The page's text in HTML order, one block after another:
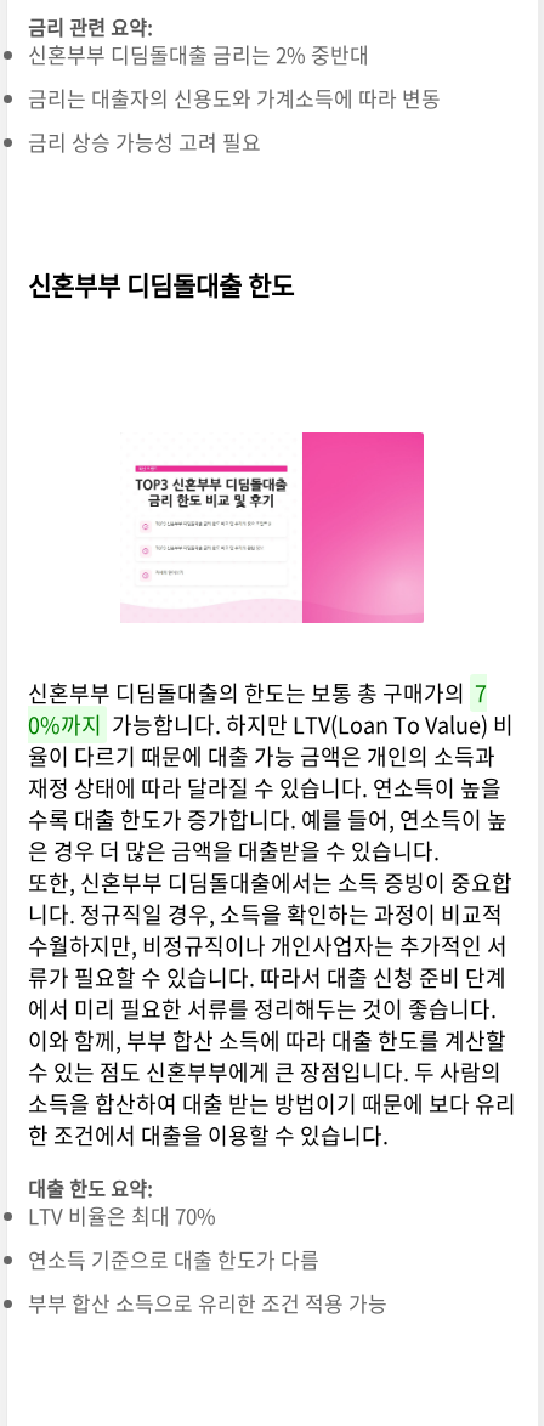
금리 관련 요약:
신혼부부 디딤돌대출 금리는 2% 중반대
금리는 대출자의 신용도와 가계소득에 따라 변동
금리 상승 가능성 고려 필요
신혼부부 디딤돌대출 한도
신혼부부 디딤돌대출의 한도는 보통 총 구매가의 7
0%까지 가능합니다. 하지만 LTV(Loan To Value) 비
율이 다르기 때문에 대출 가능 금액은 개인의 소득과
재정 상태에 따라 달라질 수 있습니다. 연소득이 높을
수록 대출 한도가 증가합니다. 예를 들어, 연소득이 높
은 경우 더 많은 금액을 대출받을 수 있습니다.
또한, 신혼부부 디딤돌대출에서는 소득 증빙이 중요합
니다. 정규직일 경우, 소득을 확인하는 과정이 비교적
수월하지만, 비정규직이나 개인사업자는 추가적인 서
류가 필요할 수 있습니다. 따라서 대출 신청 준비 단계
에서 미리 필요한 서류를 정리해두는 것이 좋습니다.
이와 함께, 부부 합산 소득에 따라 대출 한도를 계산할
수 있는 점도 신혼부부에게 큰 장점입니다. 두 사람의
소득을 합산하여 대출 받는 방법이기 때문에 보다 유리
한 조건에서 대출을 이용할 수 있습니다.
대출 한도 요약:
LTV 비율은 최대 70%
연소득 기준으로 대출 한도가 다름
부부 합산 소득으로 유리한 조건 적용 가능